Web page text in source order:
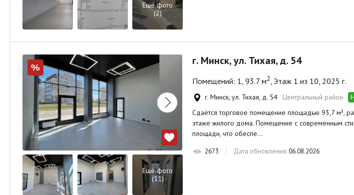
Ещё фото
(2)
%
Ещё фото
(11)
г. Минск, ул. Тихая, д. 54
Помещений: 1, 93.7 м2, Этаж 1 из 10, 2025 г.
г. Минск, ул. Тихая, д. 54 Центральный район
Сдаётся торговое помещение площадью 93,7 м²,
этаже жилого дома. Помещение с современным
площади, что обеспе…
2673 Дата обновления:06.08.2026